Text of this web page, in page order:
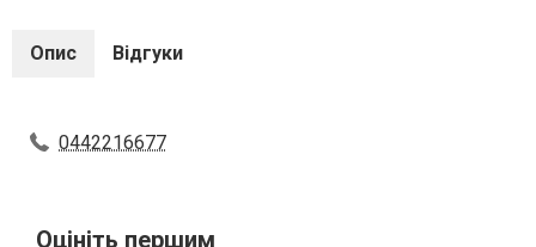
Опис Відгуки
0442216677
Оцініть першим